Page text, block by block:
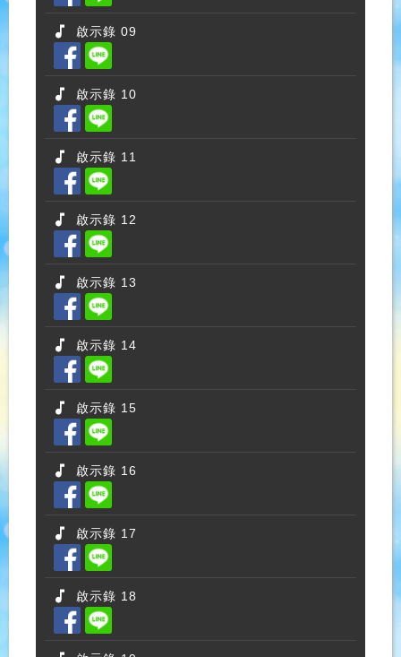
啟示錄 09
啟示錄 10
啟示錄 11
啟示錄 12
啟示錄 13
啟示錄 14
啟示錄 15
啟示錄 16
啟示錄 17
啟示錄 18